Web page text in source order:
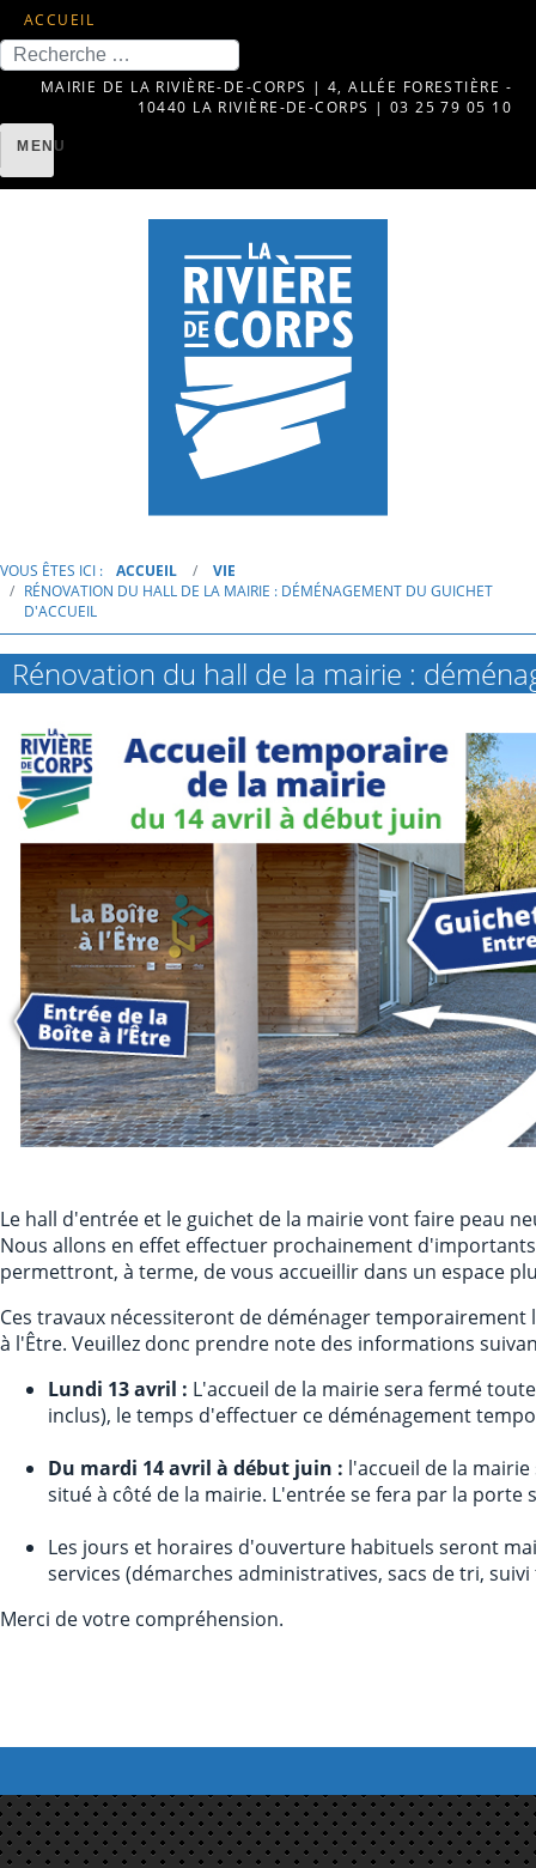
ACCUEIL
Recherche
MAIRIE DE LA RIVIÈRE-DE-CORPS | 4, ALLÉE FORESTIÈRE -
10440 LA RIVIÈRE-DE-CORPS | 03 25 79 05 10
VOUS ÊTES ICI : ACCUEIL
VIE
RÉNOVATION DU HALL DE LA MAIRIE : DÉMÉNAGEMENT DU GUICHET
D'ACCUEIL
Rénovation du hall de la mairie :
Le hall d'entrée et le guichet de la mairie vont faire peau
Nous allons en effet effectuer prochainement
permettront, à terme, de vous accueillir dans un espace
Ces travaux nécessiteront de déménager temporairement
à l'Être. Veuillez donc prendre note des informations
Lundi 13 avril : L'accueil de la mairie sera fermé
inclus), le temps d'effectuer ce déménagement
Du mardi 14 avril à début juin : l'accueil de la
situé à côté de la mairie. L'entrée se fera par la porte
Les jours et horaires d'ouverture habituels seront
services (démarches administratives, sacs de tri,
Merci de votre compréhension.